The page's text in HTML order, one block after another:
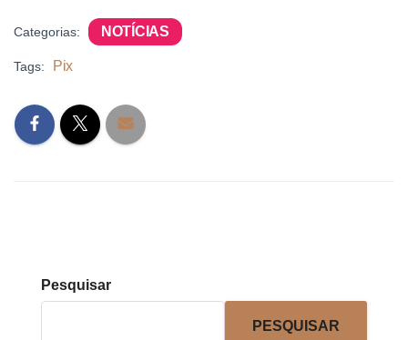
Categorias: NOTÍCIAS
Tags: Pix
Pesquisar
PESQUISAR